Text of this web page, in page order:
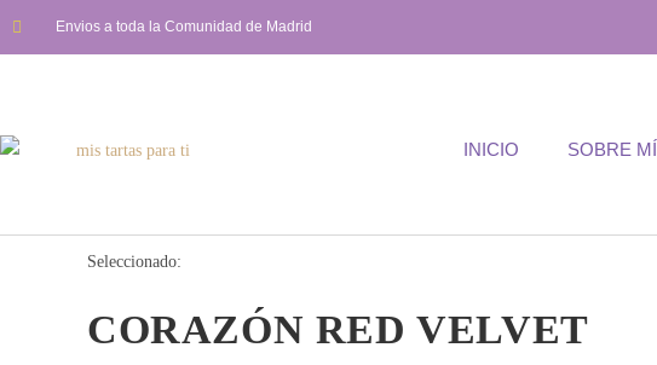
Envios a toda la Comunidad de Madrid
INICIO SOBRE MÍ
Seleccionado:
CORAZÓN RED VELVET